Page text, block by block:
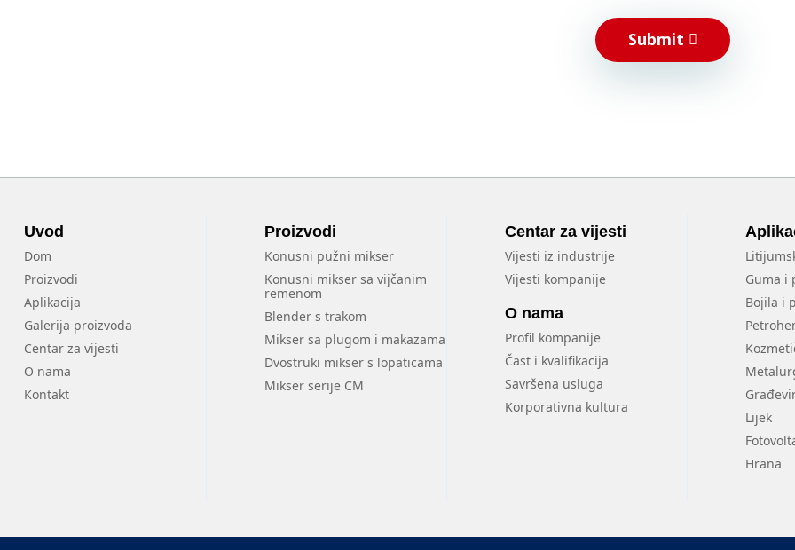
Submit
Uvod
Dom
Proizvodi
Aplikacija
Galerija proizvoda
Centar za vijesti
O nama
Kontakt
Proizvodi
Konusni pužni mikser
Konusni mikser sa vijčanim
remenom
Blender s trakom
Mikser sa plugom i makazama
Dvostruki mikser s lopaticama
Mikser serije CM
Centar za vijesti
Vijesti iz industrije
Vijesti kompanije
O nama
Profil kompanije
Čast i kvalifikacija
Savršena usluga
Korporativna kultura
Guma i
Bojila i
Lijek
Hrana